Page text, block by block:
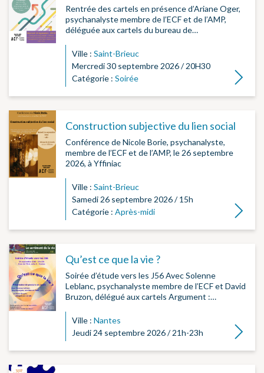
Rentrée des cartels en présence d’Ariane Oger,
psychanalyste membre de l’ECF et de l’AMP,
déléguée aux cartels du bureau de…
Ville : Saint-Brieuc
Mercredi 30 septembre 2026 / 20H30
Catégorie : Soirée Lire la
Construction subjective du lien social
Conférence de Nicole Borie, psychanalyste,
membre de l’ECF et de l’AMP, le 26 septembre
2026, à Yffiniac
Ville : Saint-Brieuc
Samedi 26 septembre 2026 / 15h
Catégorie : Après-midi Lire la
Qu’est ce que la vie ?
Soirée d’étude vers les J56 Avec Solenne
Leblanc, psychanalyste membre de l’ECF et David
Bruzon, délégué aux cartels Argument :…
Ville : Nantes
Jeudi 24 septembre 2026 / 21h-23h
Lire la